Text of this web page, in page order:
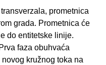
prometnica
grada. Prometnica će
do entitetske linije.
faza obuhvaća
kružnog toka na